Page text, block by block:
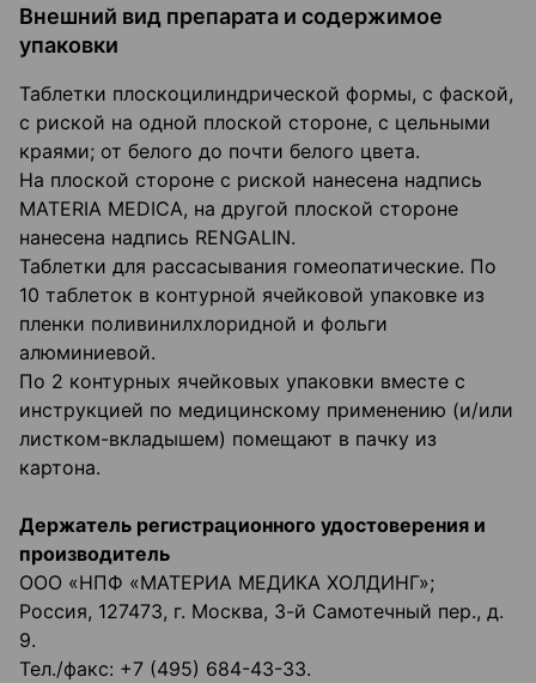
Внешний вид препарата и содержимое
упаковки
Таблетки плоскоцилиндрической формы, с фаской,
с риской на одной плоской стороне, с цельными
краями; от белого до почти белого цвета.
На плоской стороне с риской нанесена надпись
MATERIA MEDICA, на другой плоской стороне
нанесена надпись RENGALIN.
Таблетки для рассасывания гомеопатические. По
10 таблеток в контурной ячейковой упаковке из
пленки поливинилхлоридной и фольги
алюминиевой.
По 2 контурных ячейковых упаковки вместе с
инструкцией по медицинскому применению (и/или
листком-вкладышем) помещают в пачку из
картона.
Держатель регистрационного удостоверения и
производитель
ООО «НПФ «МАТЕРИА МЕДИКА ХОЛДИНГ»;
Россия, 127473, г. Москва, 3-й Самотечный пер., д.
9.
Тел./факс: +7 (495) 684-43-33.